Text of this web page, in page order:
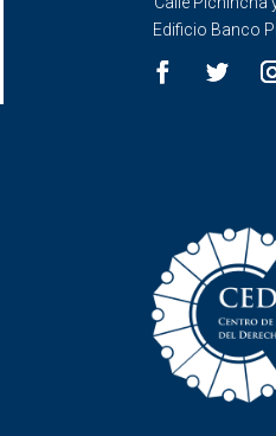
Edificio Banco